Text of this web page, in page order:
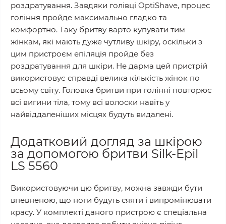
роздратування. Завдяки голівці OptiShave, процес
гоління пройде максимально гладко та
комфортно. Таку бритву варто купувати тим
жінкам, які мають дуже чутливу шкіру, оскільки з
цим пристроєм епіляція пройде без
роздратування для шкіри. Не дарма цей пристрій
використовує справді велика кількість жінок по
всьому світу. Головка бритви при голінні повторює
всі вигини тіла, тому всі волоски навіть у
найвіддаленіших місцях будуть видалені.
Додатковий догляд за шкірою
за допомогою бритви Silk-Epil
LS 5560
Використовуючи цю бритву, можна завжди бути
впевненою, що ноги будуть сяяти і випромінювати
красу. У комплекті даного пристрою є спеціальна